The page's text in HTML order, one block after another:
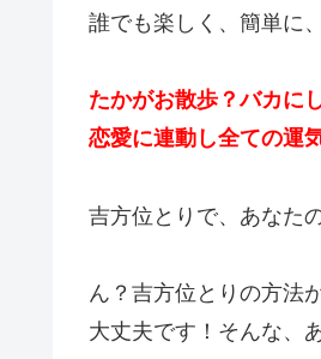
誰でも楽しく、簡単に
たかがお散歩？バカに
恋愛に連動し全ての運
吉方位とりで、あなた
ん？吉方位とりの方法
大丈夫です！そんな、